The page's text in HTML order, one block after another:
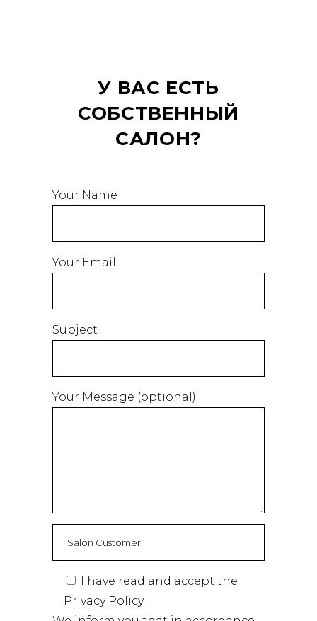
У ВАС ЕСТЬ
СОБСТВЕННЫЙ
САЛОН?
Your Name
Your Email
Subject
Your Message (optional)
I have read and accept the
Privacy Policy